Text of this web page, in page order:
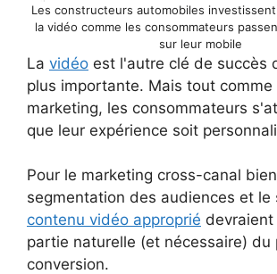
Les constructeurs automobiles
la vidéo comme les consommateurs
sur leur mobile
La vidéo est l'autre clé de succès
plus importante. Mais tout
marketing, les consommateurs
que leur expérience soit
Pour le marketing cross-canal
segmentation des audiences et le
contenu vidéo approprié
partie naturelle (et nécessaire) du
conversion.